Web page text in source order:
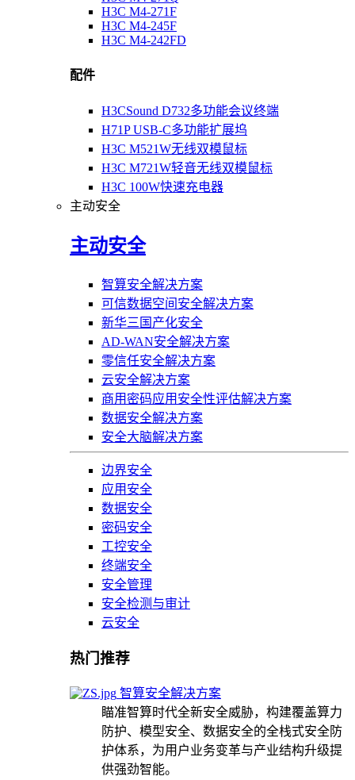
H3C M4-271F
H3C M4-245F
H3C M4-242FD
配件
H3CSound D732多功能会议终端
H71P USB-C多功能扩展坞
H3C M521W无线双模鼠标
H3C M721W轻音无线双模鼠标
H3C 100W快速充电器
主动安全
主动安全
智算安全解决方案
可信数据空间安全解决方案
新华三国产化安全
AD-WAN安全解决方案
零信任安全解决方案
云安全解决方案
商用密码应用安全性评估解决方案
数据安全解决方案
安全大脑解决方案
边界安全
应用安全
数据安全
密码安全
工控安全
终端安全
安全管理
安全检测与审计
云安全
热门推荐
智算安全解决方案
瞄准智算时代全新安全威胁，构建覆盖算力
防护、模型安全、数据安全的全栈式安全防
护体系，为用户业务变革与产业结构升级提
供强劲智能。